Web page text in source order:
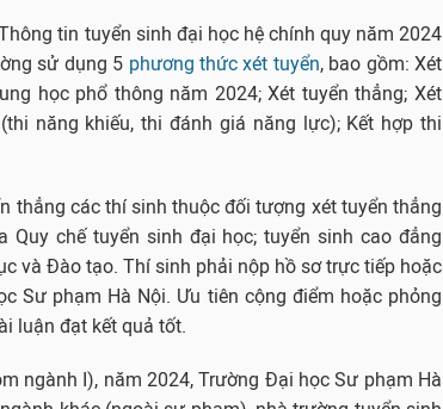
tin tuyển sinh đại học hệ chính quy năm 2024
sử dụng 5 phương thức xét tuyển, bao gồm: Xét
học phổ thông năm 2024; Xét tuyển thẳng; Xét
năng khiếu, thi đánh giá năng lực); Kết hợp thi
thẳng các thí sinh thuộc đối tượng xét tuyển thẳng
chế tuyển sinh đại học; tuyển sinh cao đẳng
và Đào tạo. Thí sinh phải nộp hồ sơ trực tiếp hoặc
Sư phạm Hà Nội. Ưu tiên cộng điểm hoặc phỏng
luận đạt kết quả tốt.
ngành I), năm 2024, Trường Đại học Sư phạm Hà